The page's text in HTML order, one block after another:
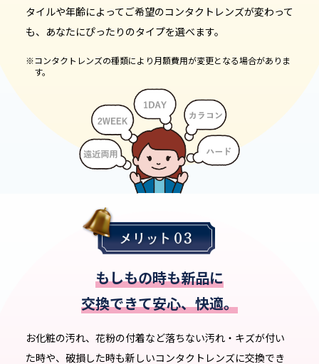
タイルや年齢によってご希望のコンタクトレンズが変わって
も、あなたにぴったりのタイプを選べます。
※コンタクトレンズの種類により月額費用が変更となる場合がありま
す。
もしもの時も新品に
交換できて安心、快適。
お化粧の汚れ、花粉の付着など落ちない汚れ・キズが付い
た時や、破損した時も新しいコンタクトレンズに交換でき